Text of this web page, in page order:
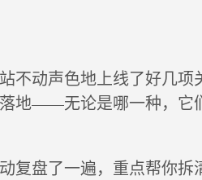
不动声色地上线了好几
地——无论是哪一种，它
复盘了一遍，重点帮你